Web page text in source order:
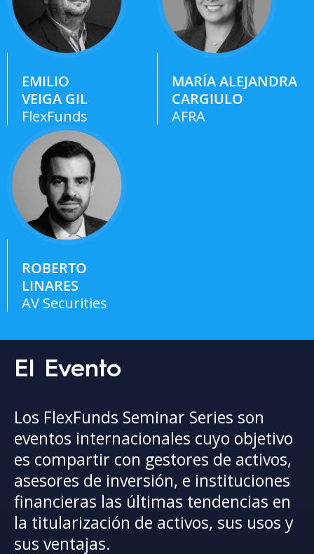
EMILIO
VEIGA GIL
FlexFunds
MARÍA ALEJANDRA
CARGIULO
AFRA
ROBERTO
LINARES
AV Securities
El Evento
Los FlexFunds Seminar Series son
eventos internacionales cuyo objetivo
es compartir con gestores de activos,
asesores de inversión, e instituciones
financieras las últimas tendencias en
la titularización de activos, sus usos y
sus ventajas.